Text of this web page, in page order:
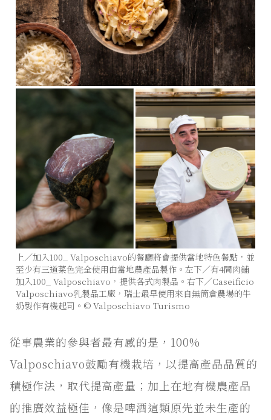
上／加入100_ Valposchiavo的餐廳將會提供當地特色餐點，並
至少有三道菜色完全使用由當地農產品製作。左下／有4間肉鋪
加入100_ Valposchiavo，提供各式肉製品。右下／Caseificio
Valposchiavo乳製品工廠，瑞士最早使用來自無筒倉農場的牛
奶製作有機起司。© Valposchiavo Turismo
從事農業的參與者最有感的是，100%
Valposchiavo鼓勵有機栽培，以提高產品品質的
積極作法，取代提高產量；加上在地有機農產品
的推廣效益極佳，像是啤酒這類原先並未生產的